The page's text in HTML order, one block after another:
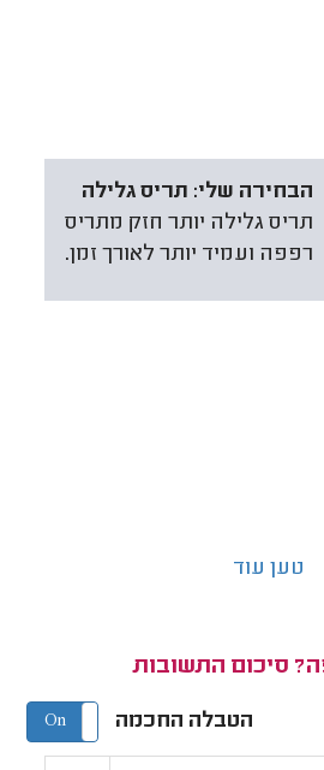
הבחירה שלי: תריס גלילה
תריס גלילה יותר חזק מתריס
רפפה ועמיד יותר לאורך זמן.
טען עוד
סיכום התשובות
הטבלה החכמה On Off